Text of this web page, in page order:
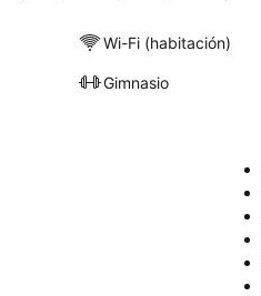
Wi-Fi (habitación)
Gimnasio